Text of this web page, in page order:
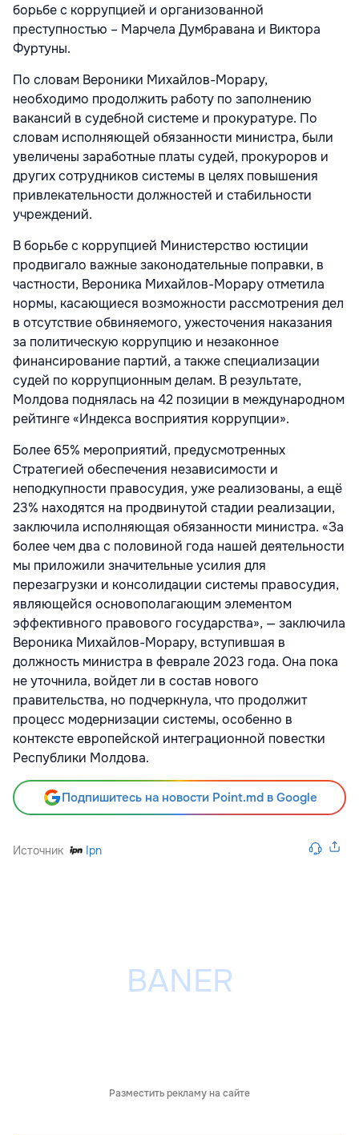
борьбе с коррупцией и организованной
преступностью – Марчела Думбравана и Виктора
Фуртуны.
По словам Вероники Михайлов-Морару,
необходимо продолжить работу по заполнению
вакансий в судебной системе и прокуратуре. По
словам исполняющей обязанности министра, были
увеличены заработные платы судей, прокуроров и
других сотрудников системы в целях повышения
привлекательности должностей и стабильности
учреждений.
В борьбе с коррупцией Министерство юстиции
продвигало важные законодательные поправки, в
частности, Вероника Михайлов-Морару отметила
нормы, касающиеся возможности рассмотрения дел
в отсутствие обвиняемого, ужесточения наказания
за политическую коррупцию и незаконное
финансирование партий, а также специализации
судей по коррупционным делам. В результате,
Молдова поднялась на 42 позиции в международном
рейтинге «Индекса восприятия коррупции».
Более 65% мероприятий, предусмотренных
Стратегией обеспечения независимости и
неподкупности правосудия, уже реализованы, а ещё
23% находятся на продвинутой стадии реализации,
заключила исполняющая обязанности министра. «За
более чем два с половиной года нашей деятельности
мы приложили значительные усилия для
перезагрузки и консолидации системы правосудия,
являющейся основополагающим элементом
эффективного правового государства», — заключила
Вероника Михайлов-Морару, вступившая в
должность министра в феврале 2023 года. Она пока
не уточнила, войдет ли в состав нового
правительства, но подчеркнула, что продолжит
процесс модернизации системы, особенно в
контексте европейской интеграционной повестки
Республики Молдова.
Подпишитесь на новости Point.md в Google
Источник Ipn
Разместить рекламу на сайте